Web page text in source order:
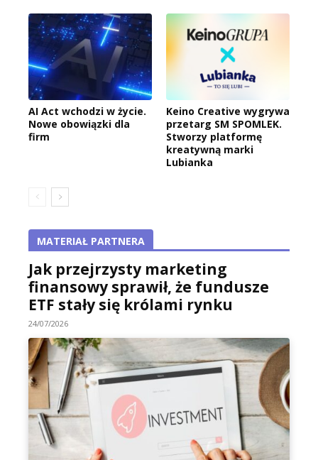
AI Act wchodzi w życie.
Nowe obowiązki dla
firm
Keino Creative wygrywa
przetarg SM SPOMLEK.
Stworzy platformę
kreatywną marki
Lubianka
MATERIAŁ PARTNERA
Jak przejrzysty marketing
finansowy sprawił, że fundusze
ETF stały się królami rynku
24/07/2026